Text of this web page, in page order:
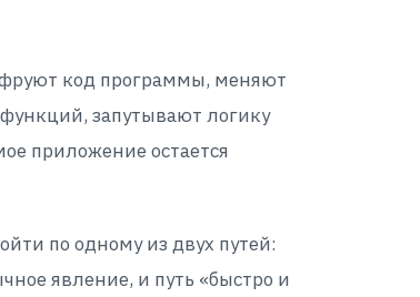
код программы, меняют
запутывают логику
приложение остается
по одному из двух путей:
явление, и путь «быстро и